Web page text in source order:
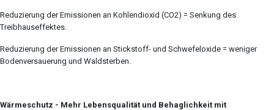
Reduzierung der Emissionen an Kohlendioxid (CO2) = Senkung des
Treibhauseffektes.
Reduzierung der Emissionen an Stickstoff- und Schwefeloxide = weniger
Bodenversauerung und Waldsterben.
Wärmeschutz - Mehr Lebensqualität und Behaglichkeit mit